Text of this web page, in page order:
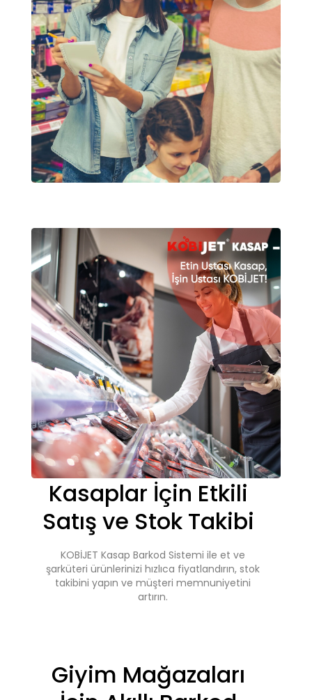
Kasaplar İçin Etkili
Satış ve Stok Takibi
KOBİJET Kasap Barkod Sistemi ile et ve
şarküteri ürünlerinizi hızlıca fiyatlandırın, stok
takibini yapın ve müşteri memnuniyetini
artırın.
Giyim Mağazaları